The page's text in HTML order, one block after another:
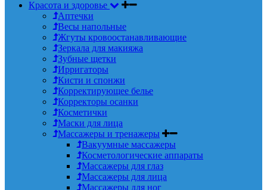
Красота и здоровье
Аптечки
Весы напольные
Жгуты кровоостанавливающие
Зеркала для макияжа
Зубные щетки
Ирригаторы
Кисти и спонжи
Корректирующее белье
Корректоры осанки
Косметички
Маски для лица
Массажеры и тренажеры
Вакуумные массажеры
Косметологические аппараты
Массажеры для глаз
Массажеры для лица
Массажеры для ног